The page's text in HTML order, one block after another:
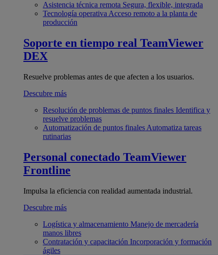
Asistencia técnica remota Segura, flexible, integrada
Tecnología operativa Acceso remoto a la planta de
producción
Soporte en tiempo real TeamViewer
DEX
Resuelve problemas antes de que afecten a los usuarios.
Descubre más
Resolución de problemas de puntos finales Identifica y
resuelve problemas
Automatización de puntos finales Automatiza tareas
rutinarias
Personal conectado TeamViewer
Frontline
Impulsa la eficiencia con realidad aumentada industrial.
Descubre más
Logística y almacenamiento Manejo de mercadería
manos libres
Contratación y capacitación Incorporación y formación
ágiles